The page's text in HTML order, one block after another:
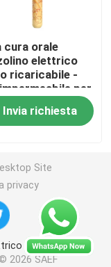
cura orale
elettrico
ricaricabile -
per
adolescenti
Invia richiesta
Site
privacy
di cura
2026 SAEF